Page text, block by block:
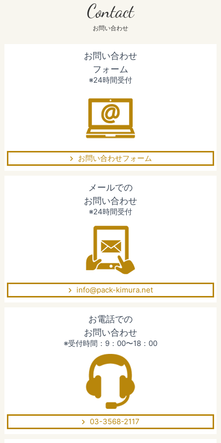
Contact
お問い合わせ
お問い合わせ
フォーム
※24時間受付
お問い合わせフォーム
メールでの
お問い合わせ
※24時間受付
info@pack-kimura.net
お電話での
お問い合わせ
※受付時間：9：00〜18：00
03-3568-2117